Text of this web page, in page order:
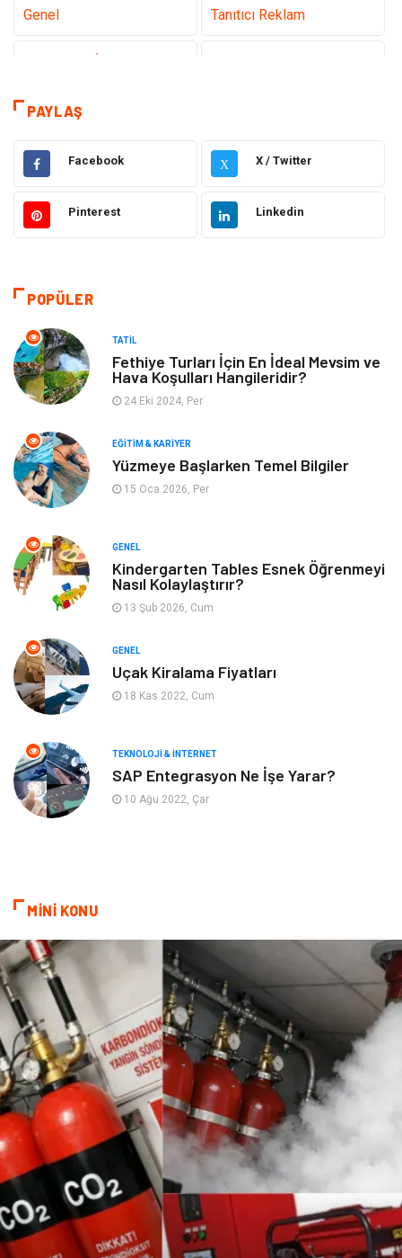
Genel Tanıtıcı Reklam
Eğitim & Kariyer
Hukuk Moda
Gündem Elektronik
Dekorasyon
Tatil
Alışveriş Gençlik & Eğlence
Genel Kültür
Metal Evlilik Rehberi
Yeme & İçme Anne & Çocuk
Ev İşleri Gayrimenkul
Organizasyon
Astroloji Aksesuar
Mobilya diş sağlığı
Bebek Giyim
Mermer
PAYLAŞ
Facebook X X / Twitter
Pinterest Linkedin
POPÜLER
TATIL
Fethiye Turları İçin En İdeal Mevsim ve
Hava Koşulları Hangileridir?
24 Eki 2024, Per
EĞITIM & KARIYER
Yüzmeye Başlarken Temel Bilgiler
15 Oca 2026, Per
GENEL
Kindergarten Tables Esnek Öğrenmeyi
Nasıl Kolaylaştırır?
13 Şub 2026, Cum
GENEL
Uçak Kiralama Fiyatları
18 Kas 2022, Cum
TEKNOLOJI & İNTERNET
SAP Entegrasyon Ne İşe Yarar?
10 Ağu 2022, Çar
MİNİ KONU